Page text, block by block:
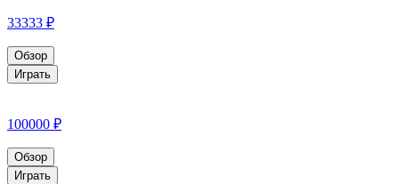
33333 ₽
Обзор
Играть
100000 ₽
Обзор
Играть